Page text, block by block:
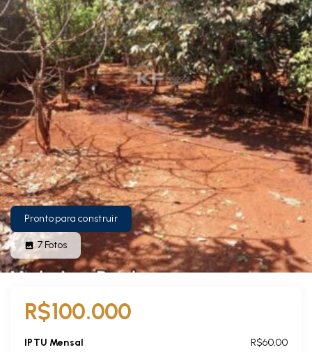
Pronto para construir
7 Fotos
R$100.000
IPTU Mensal R$60,00